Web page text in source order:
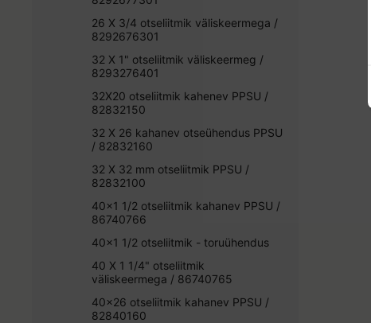
26 X 3/4 otseliitmik väliskeermega /
8292676301
32 X 1" otseliitmik väliskeermeg /
8293276401
32X20 otseliitmik kahenev PPSU /
82832150
32 X 26 kahanev otseühendus PPSU
/ 82832160
32 X 32 mm otseliitmik PPSU /
82832100
40x1 1/2 otseliitmik kahanev PPSU /
86740766
40x1 1/2 otseliitmik - toruühendus
40 X 1 1/4" otseliitmik
väliskeermega / 86740765
40x26 otseliitmik kahanev PPSU /
82840160